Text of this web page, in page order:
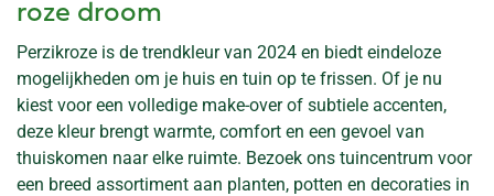
roze droom
Perzikroze is de trendkleur van 2024 en biedt eindeloze
mogelijkheden om je huis en tuin op te frissen. Of je nu
kiest voor een volledige make-over of subtiele accenten,
deze kleur brengt warmte, comfort en een gevoel van
thuiskomen naar elke ruimte. Bezoek ons tuincentrum voor
een breed assortiment aan planten, potten en decoraties in